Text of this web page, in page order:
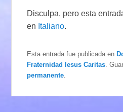
Disculpa, pero esta
en Italiano.
Esta entrada fue publicada en
Fraternidad Iesus Caritas .
permanente